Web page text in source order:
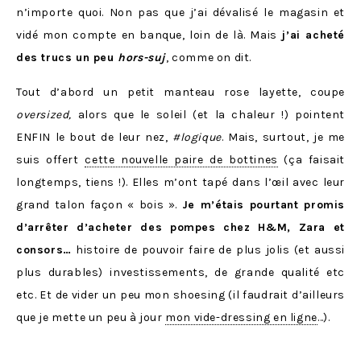
n’importe quoi. Non pas que j’ai dévalisé le magasin et
vidé mon compte en banque, loin de là. Mais j’ai acheté
des trucs un peu hors-suj, comme on dit.
Tout d’abord un petit manteau rose layette, coupe
oversized, alors que le soleil (et la chaleur !) pointent
ENFIN le bout de leur nez, #logique. Mais, surtout, je me
suis offertcette nouvelle paire de bottines (ça faisait
longtemps, tiens !). Elles m’ont tapé dans l’œil avec leur
grand talon façon « bois ». Je m’étais pourtant promis
d’arrêter d’acheter des pompes chez H&M, Zara et
consors… histoire de pouvoir faire de plus jolis (et aussi
plus durables) investissements, de grande qualité etc
etc. Et de vider un peu mon shoesing (il faudrait d’ailleurs
que je mette un peu à jour mon vide-dressing en ligne…).